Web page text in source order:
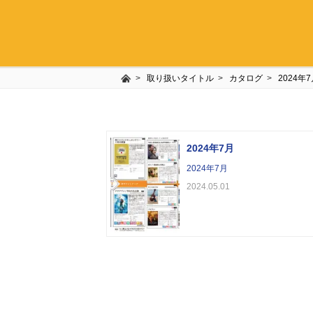
取り扱いタイトル カタログ 2024年7
2024年7月
2024年7月
2024.05.01